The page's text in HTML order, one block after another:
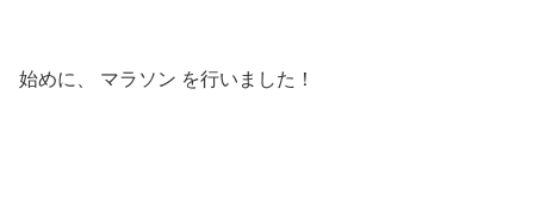
始めに、 マラソン を行いました！